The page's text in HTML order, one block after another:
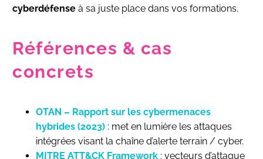
cyberdéfense à sa juste place dans vos formations.
Références & cas
concrets
OTAN – Rapport sur les cybermenaces
hybrides (2023) : met en lumière les attaques
intégrées visant la chaîne d’alerte terrain / cyber.
MITRE ATT&CK Framework : vecteurs d’attaque